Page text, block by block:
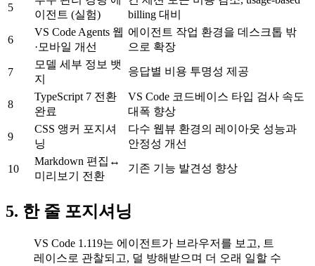
5
이전트 (실험)
billing 대비
6
VS Code Agents 웹
·모바일 개선
에이전트 작업 환경을 데스크톱 밖
으로 확장
7
모델 세부 정보 뱃
지
응답별 비용 투명성 제공
8
TypeScript 7 전환
완료
VS Code 코드베이스 타입 검사 속도
대폭 향상
9
CSS 앵커 포지셔
닝
다수 웹뷰 환경의 레이아웃 성능과
안정성 개선
10
Markdown 편집↔
미리보기 전환
기존 기능 발견성 향상
5. 한 줄 포지셔닝
VS Code 1.119는 에이전트가 브라우저를 보고, 트
레이스로 관찰되고, 덜 방해받으며 더 오래 일할 수